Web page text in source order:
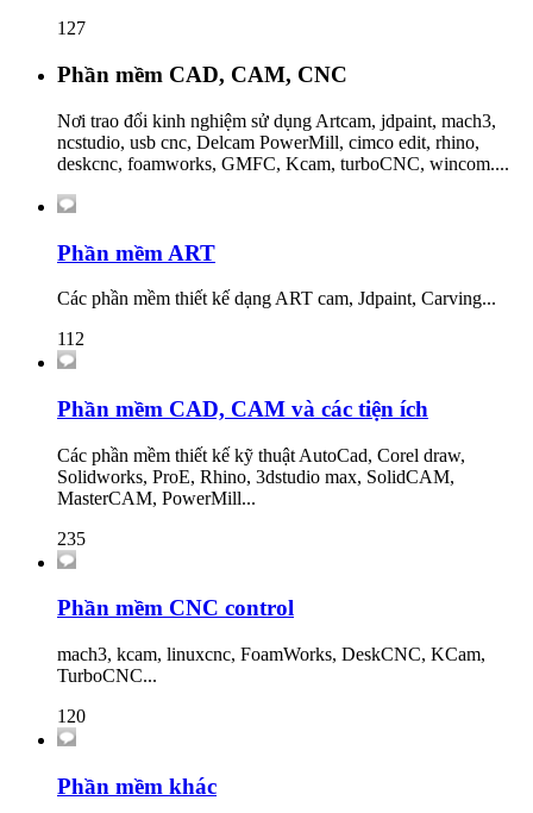
127
Phần mềm CAD, CAM, CNC
Nơi trao đổi kinh nghiệm sử dụng Artcam, jdpaint, mach3,
ncstudio, usb cnc, Delcam PowerMill, cimco edit, rhino,
deskcnc, foamworks, GMFC, Kcam, turboCNC, wincom....
Phần mềm ART
Các phần mềm thiết kế dạng ART cam, Jdpaint, Carving...
112
Phần mềm CAD, CAM và các tiện ích
Các phần mềm thiết kế kỹ thuật AutoCad, Corel draw,
Solidworks, ProE, Rhino, 3dstudio max, SolidCAM,
MasterCAM, PowerMill...
235
Phần mềm CNC control
mach3, kcam, linuxcnc, FoamWorks, DeskCNC, KCam,
TurboCNC...
120
Phần mềm khác